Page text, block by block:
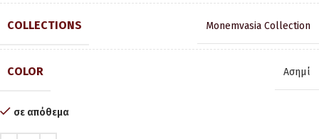
COLLECTIONS Monemvasia Collection
COLOR Ασημί
σε απόθεμα